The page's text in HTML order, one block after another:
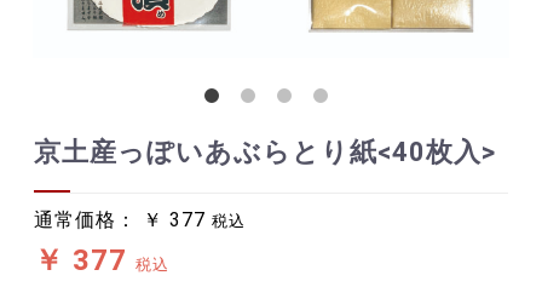
京土産っぽいあぶらとり紙<40枚入>
通常価格： ￥ 377 税込
￥ 377 税込